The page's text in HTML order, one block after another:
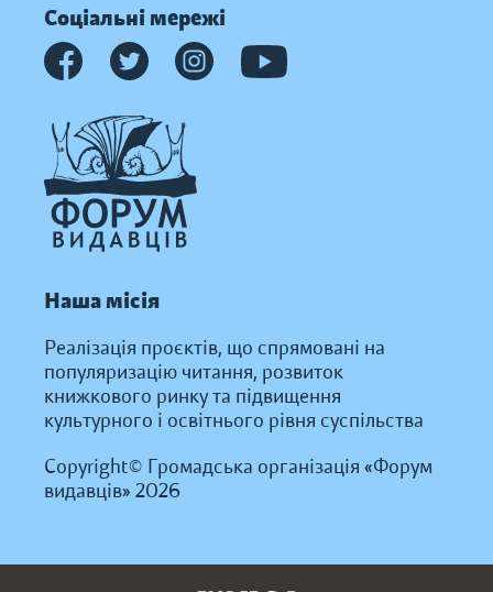
Соціальні мережі
Наша місія
Реалізація проєктів, що спрямовані на
популяризацію читання, розвиток
книжкового ринку та підвищення
культурного і освітнього рівня суспільства
Copyright© Громадська організація «Форум
видавців» 2026